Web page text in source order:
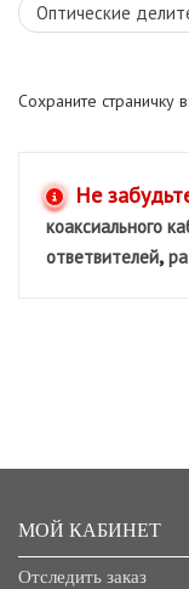
Оптические
Сохраните страничку
Не
коаксиального
ответвителей,
МОЙ КАБИНЕТ
Отследить заказ